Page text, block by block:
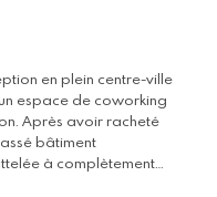
en plein centre-ville
espace de coworking
Après avoir racheté
bâtiment
à complètement…